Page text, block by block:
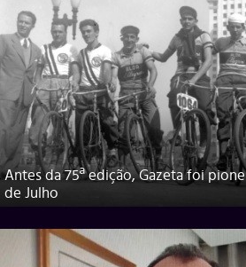
Antes da 75ª edição, Gazeta foi
de Julho